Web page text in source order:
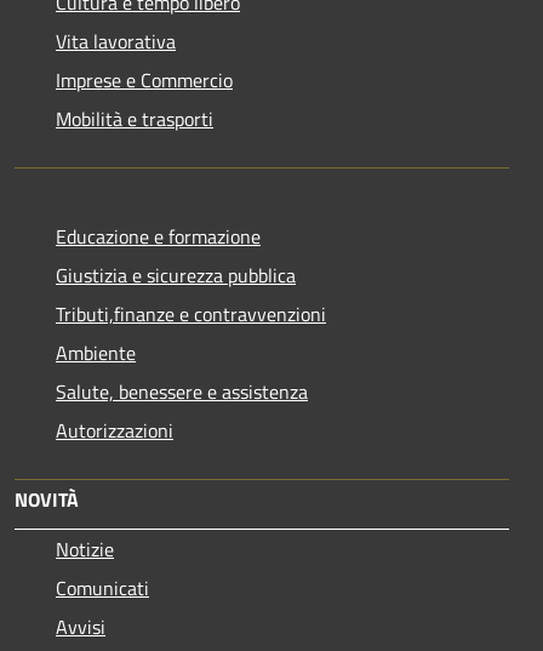
Vita lavorativa
Imprese e Commercio
Mobilità e trasporti
Educazione e formazione
Giustizia e sicurezza pubblica
Tributi,finanze e contravvenzioni
Ambiente
Salute, benessere e assistenza
Autorizzazioni
NOVITÀ
Notizie
Comunicati
Avvisi